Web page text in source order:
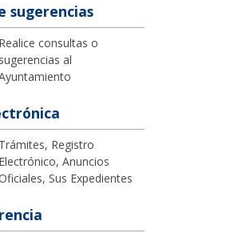
sugerencias
Realice consultas o
sugerencias al
Trámites, Registro
Electrónico, Anuncios
Sus Expedientes